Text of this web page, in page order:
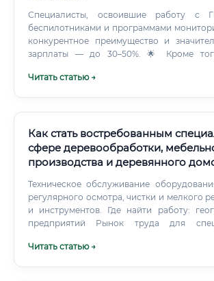
Специалисты, освоившие работу с
беспилотниками и программами
конкурентное преимущество и
зарплаты — до 30–50%. 🌟 Кроме
местности, управление командами при
Читать статью →
Как стать востребованным
сфере деревообработки,
производства и деревянного
Техническое обслуживание
регулярного осмотра, чистки и мелкого
и инструментов. Где найти работу:
предприятий Рынок труда для
таких профессионалов стабильно высок
Читать статью →